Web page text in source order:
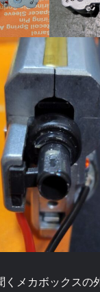
くメカボックスの